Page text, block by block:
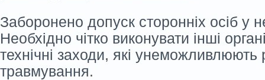
Заборонено допуск сторонніх осіб у
Необхідно чітко виконувати інші
технічні заходи, які унеможливлюють
травмування.